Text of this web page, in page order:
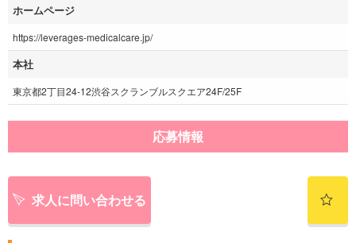
ホームページ
https://leverages-medicalcare.jp/
本社
東京都2丁目24-12渋谷スクランブルスクエア24F/25F
応募情報
求人に問い合わせる